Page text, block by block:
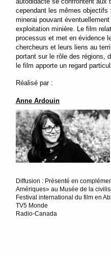
cependant les mêmes objectifs
minerai pouvant
exploitation minière. Le film
processus et met en évidence
chercheurs et leurs liens au
portant sur le rôle des régions,
le film apporte un regard
Réalisé par :
Anne Ardouin
Diffusion : Présenté en
Amériques» au Musée de la
Festival international du film en
TV5 Monde
Radio-Canada